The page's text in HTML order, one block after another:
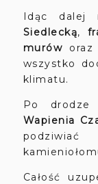
Idąc dalej
Siedlecką,
murów oraz
wszystko
klimatu.
Po
Wapienia
Całość